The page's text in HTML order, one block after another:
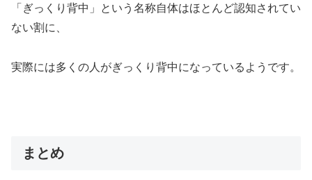
「ぎっくり背中」という名称自体はほとんど認知されてい
ない割に、
実際には多くの人がぎっくり背中になっているようです。
まとめ